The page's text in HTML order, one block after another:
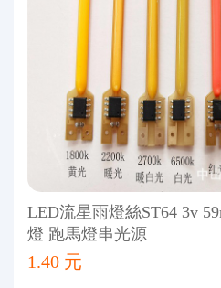
LED流星雨燈絲ST64 3v
燈 跑馬燈串光源
1.40 元